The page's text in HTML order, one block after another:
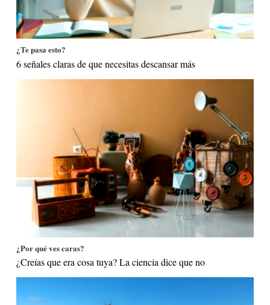
¿Te pasa esto?
6 señales claras de que necesitas descansar más
¿Por qué ves caras?
¿Creías que era cosa tuya? La ciencia dice que no